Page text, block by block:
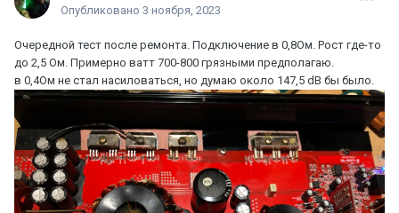
Опубликовано 3 ноября, 2023
Очередной тест после ремонта. Подключение в 0,8Ом. Рост где-то
до 2,5 Ом. Примерно ватт 700-800 грязными предполагаю.
в 0,4Ом не стал насиловаться, но думаю около 147,5 dB бы было.